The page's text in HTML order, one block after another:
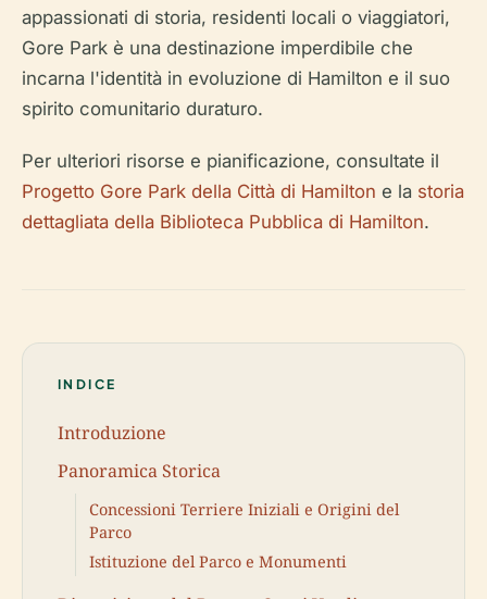
appassionati di storia, residenti locali o viaggiatori,
Gore Park è una destinazione imperdibile che
incarna l'identità in evoluzione di Hamilton e il suo
spirito comunitario duraturo.
Per ulteriori risorse e pianificazione, consultate il
Progetto Gore Park della Città di Hamilton e la storia
dettagliata della Biblioteca Pubblica di Hamilton.
INDICE
Introduzione
Panoramica Storica
Concessioni Terriere Iniziali e Origini del
Parco
Istituzione del Parco e Monumenti